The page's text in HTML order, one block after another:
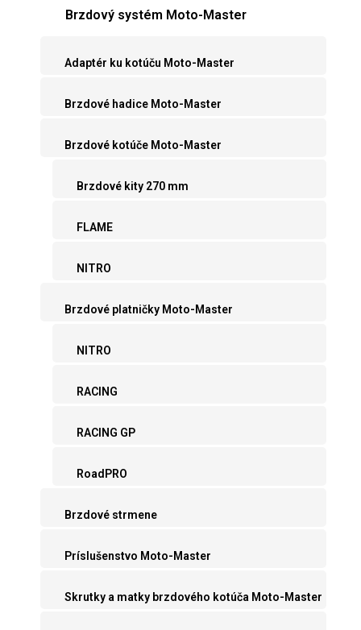
Brzdový systém Moto-Master
Adaptér ku kotúču Moto-Master
Brzdové hadice Moto-Master
Brzdové kotúče Moto-Master
Brzdové kity 270 mm
FLAME
NITRO
Brzdové platničky Moto-Master
NITRO
RACING
RACING GP
RoadPRO
Brzdové strmene
Príslušenstvo Moto-Master
Skrutky a matky brzdového kotúča Moto-Master